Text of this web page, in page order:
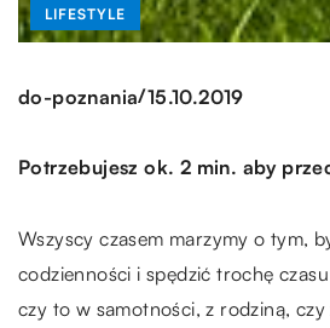
LIFESTYLE
do-poznania/15.10.2019
Potrzebujesz ok. 2 min. aby
Wszyscy czasem marzymy o tym,
codzienności i spędzić trochę
czy to w samotności, z rodziną, czy